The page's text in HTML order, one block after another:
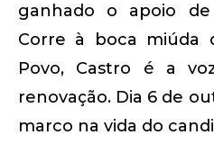
ganhado o apoio de
Corre à boca miúda
Povo, Castro é a
renovação. Dia 6 de
marco na vida do